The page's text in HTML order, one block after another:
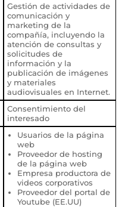
Gestión de actividades de
comunicación y
marketing de la
compañía, incluyendo la
atención de consultas y
solicitudes de
información y la
publicación de imágenes
y materiales
audiovisuales en Internet.
Consentimiento del
interesado
Usuarios de la página
web
Proveedor de hosting
de la página web
Empresa productora de
videos corporativos
Proveedor del portal de
Youtube (EE.UU)